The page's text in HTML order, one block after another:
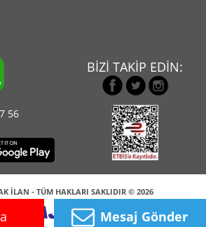
Mesaj Gönder
56
BİZİ TAKİP EDİN:
İLAN - TÜM HAKLARI SAKLIDIR © 2026